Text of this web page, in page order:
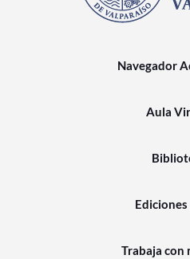
Navegador
Aula
Ediciones
Trabaja con